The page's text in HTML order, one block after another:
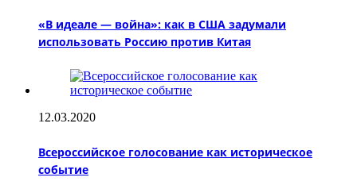
«В идеале — война»: как в США задумали
использовать Россию против Китая
12.03.2020
Всероссийское голосование как историческое
событие